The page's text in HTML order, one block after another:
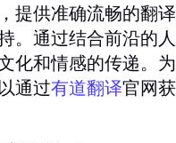
提供准确流畅的翻
。通过结合前沿的
化和情感的传递。
通过有道翻译官网